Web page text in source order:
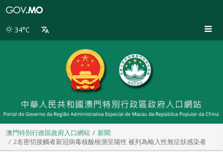
別
34°C
澳門特別行政區政府入口網站
新聞
2名密切接觸者新冠病毒核酸檢測呈陽性 被列為輸入性無症狀感染者